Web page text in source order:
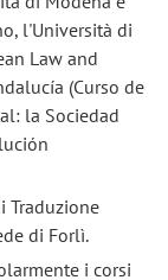
l'Università di
Law and
(Curso de
la Sociedad
Traduzione
di Forlì.
i corsi